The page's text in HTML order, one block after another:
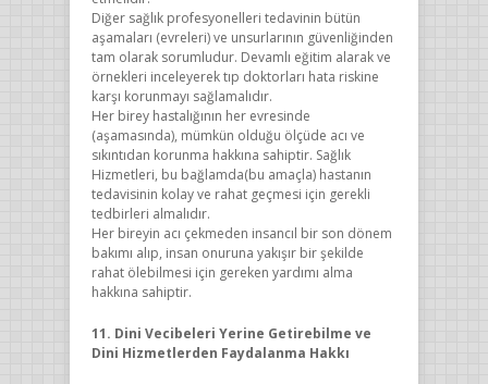
Diğer sağlık profesyonelleri tedavinin bütün
aşamaları (evreleri) ve unsurlarının güvenliğinden
tam olarak sorumludur. Devamlı eğitim alarak ve
örnekleri inceleyerek tıp doktorları hata riskine
karşı korunmayı sağlamalıdır.
Her birey hastalığının her evresinde
(aşamasında), mümkün olduğu ölçüde acı ve
sıkıntıdan korunma hakkına sahiptir. Sağlık
Hizmetleri, bu bağlamda(bu amaçla) hastanın
tedavisinin kolay ve rahat geçmesi için gerekli
tedbirleri almalıdır.
Her bireyin acı çekmeden insancıl bir son dönem
bakımı alıp, insan onuruna yakışır bir şekilde
rahat ölebilmesi için gereken yardımı alma
hakkına sahiptir.
11. Dini Vecibeleri Yerine Getirebilme ve
Dini Hizmetlerden Faydalanma Hakkı